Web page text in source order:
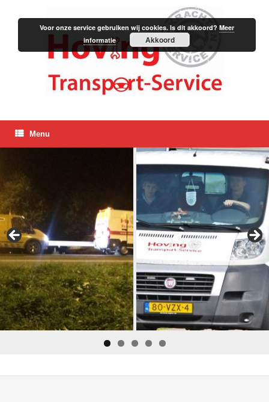
Menu
Voor onze service gebruiken wij cookies. Is dit akkoord? Meer
informatie
Akkoord